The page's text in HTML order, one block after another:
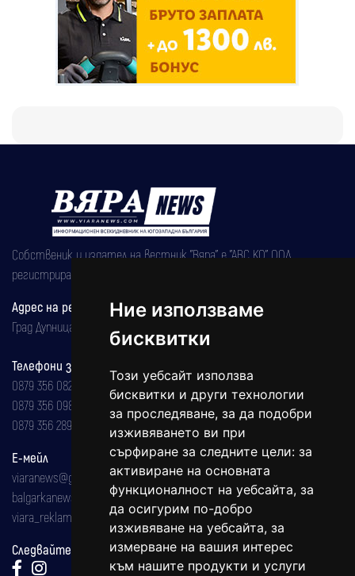
Ние използваме
бисквитки
Този уебсайт използва
бисквитки и други технологии
за проследяване, за да подобри
изживяването ви при
сърфиране за следните цели: за
активиране на основната
функционалност на уебсайта, за
да осигурим по-добро
изживяване на уебсайта, за
измерване на вашия интерес
към нашите продукти и услуги
Собственик и издател на вестник "Вяра" е "АВС КО" ООД,
регистрирана на 08.05.2002 година.
Адрес на редакцията
Град Дупница, ул.''Христо Ботев" 43
Телефони за реклама и абонаменти
0879 356 082
0879 356 098
0879 356 289
Е-мейл
viaranews@gmail.com
balgarkanews@gmail.com
viara_reklama@mail.bg
Следвайте ни: